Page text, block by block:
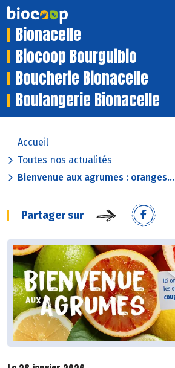
Bionacelle
Biocoop Bourguibio
Boucherie Bionacelle
Boulangerie Bionacelle
Accueil
Toutes nos actualités
Bienvenue aux agrumes : oranges...
Partager sur